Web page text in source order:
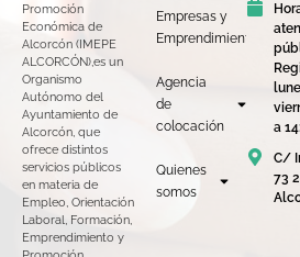
Promoción
Económica de
Alcorcón (IMEPE
ALCORCÓN),es un
Organismo
Autónomo del
Ayuntamiento de
Alcorcón, que
ofrece distintos
servicios públicos
en materia de
Empleo, Orientación
Laboral, Formación,
Emprendimiento y
Empresas y
Emprendimiento
Agencia
de
colocación
Quienes
somos
a
C/
73